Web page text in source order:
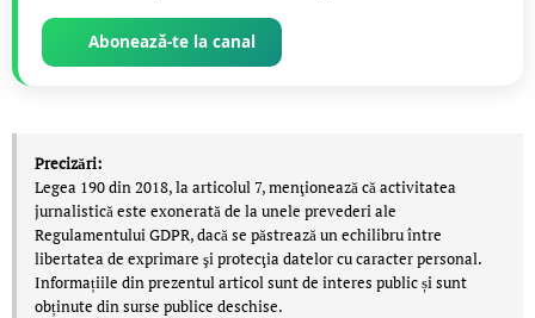
Abonează-te la canal
Precizări:
Legea 190 din 2018, la articolul 7, menţionează că activitatea
jurnalistică este exonerată de la unele prevederi ale
Regulamentului GDPR, dacă se păstrează un echilibru între
libertatea de exprimare şi protecţia datelor cu caracter personal.
Informațiile din prezentul articol sunt de interes public și sunt
obținute din surse publice deschise.